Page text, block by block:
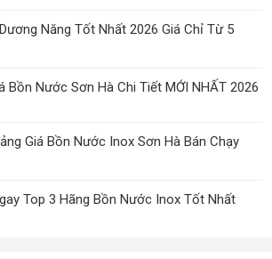
Năng Tốt Nhất 2026 Giá Chỉ Từ 5
Bồn Nước Sơn Hà Chi Tiết MỚI NHẤT 2026
Giá Bồn Nước Inox Sơn Hà Bán Chạy
Top 3 Hãng Bồn Nước Inox Tốt Nhất